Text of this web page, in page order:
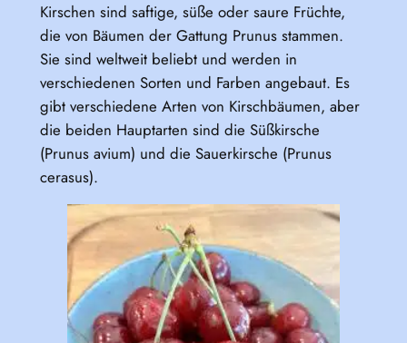
Kirschen sind saftige, süße oder saure Früchte,
die von Bäumen der Gattung Prunus stammen.
Sie sind weltweit beliebt und werden in
verschiedenen Sorten und Farben angebaut. Es
gibt verschiedene Arten von Kirschbäumen, aber
die beiden Hauptarten sind die Süßkirsche
(Prunus avium) und die Sauerkirsche (Prunus
cerasus).